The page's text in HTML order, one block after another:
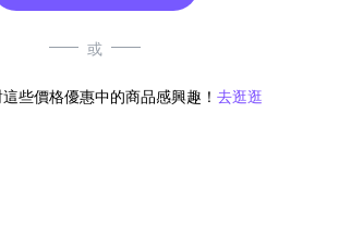
或
些價格優惠中的商品感興趣！ 去逛逛